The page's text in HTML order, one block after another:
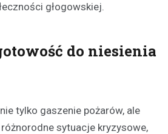
głogowskiej.
do niesienia
tylko gaszenie pożarów, ale
sytuacje kryzysowe,